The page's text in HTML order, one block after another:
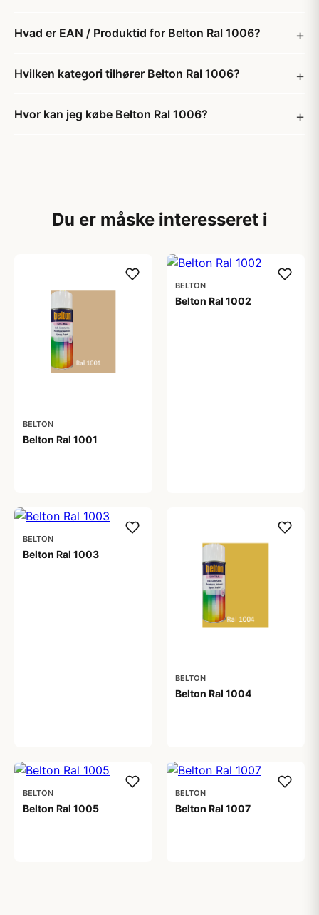
Hvad er EAN / Produktid for Belton Ral 1006?
Hvilken kategori tilhører Belton Ral 1006?
Hvor kan jeg købe Belton Ral 1006?
Du er måske interesseret i
BELTON
Belton Ral 1001
BELTON
Belton Ral 1002
BELTON
Belton Ral 1003
BELTON
Belton Ral 1004
BELTON
Belton Ral 1005
BELTON
Belton Ral 1007